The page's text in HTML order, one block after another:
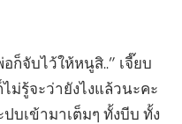
อก็จับไว้ให้หนูสิ..” เจี๊ยบ
รู้จะว่ายังไงแล้วนะคะ
บเข้ามาเต็มๆ ทั้งบีบ ทั้ง